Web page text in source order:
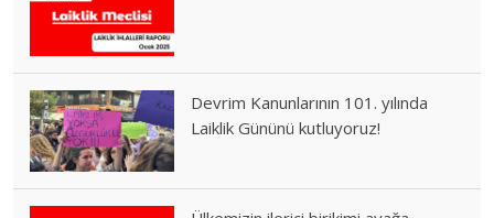
Devrim Kanunlarının 101. yılında
Laiklik Gününü kutluyoruz!